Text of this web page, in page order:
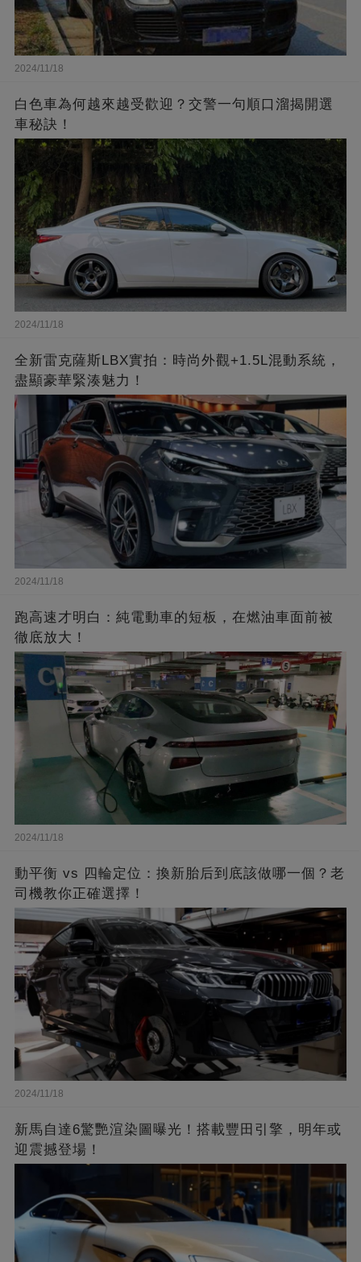
2024/11/18
白色車為何越來越受歡迎？交警一句順口溜揭開選
車秘訣！
2024/11/18
全新雷克薩斯LBX實拍：時尚外觀+1.5L混動系統，
盡顯豪華緊湊魅力！
2024/11/18
跑高速才明白：純電動車的短板，在燃油車面前被
徹底放大！
2024/11/18
動平衡 vs 四輪定位：換新胎后到底該做哪一個？老
司機教你正確選擇！
2024/11/18
新馬自達6驚艷渲染圖曝光！搭載豐田引擎，明年或
迎震撼登場！